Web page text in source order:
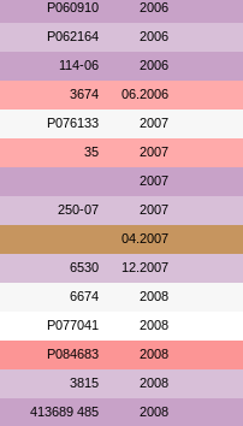
P060910 2006
P062164 2006
114-06 2006
3674 06.2006
P076133 2007
35 2007
2007
250-07 2007
04.2007
6530 12.2007
6674 2008
P077041 2008
P084683 2008
3815 2008
413689 485 2008